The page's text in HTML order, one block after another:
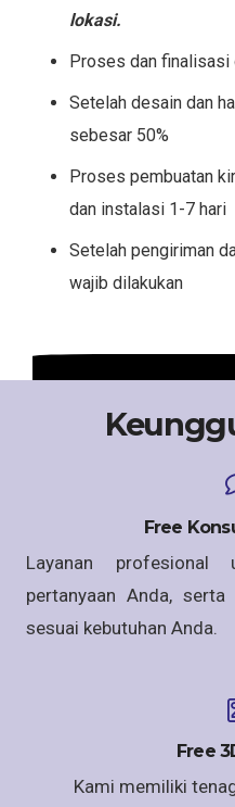
lokasi.
Proses dan finalisasi
Setelah desain dan
sebesar 50%
Proses pembuatan
dan instalasi 1-7 hari
Setelah pengiriman
wajib dilakukan
Free
Layanan profesional
pertanyaan Anda,
sesuai kebutuhan Anda.
Free
Kami memiliki